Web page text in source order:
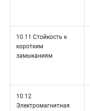
10.11 Стойкость к
коротким
замыканиям
10.12
Электромагнитная